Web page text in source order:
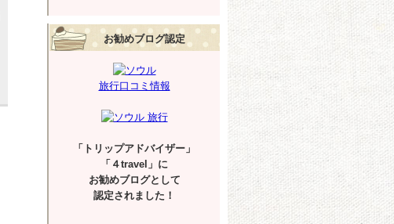
お勧めブログ認定
旅行口コミ情報
「トリップアドバイザー」
「４travel」に
お勧めブログとして
認定されました！